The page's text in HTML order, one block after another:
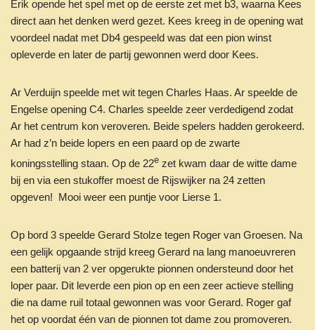
Erik opende het spel met op de eerste zet met b3, waarna Kees
direct aan het denken werd gezet. Kees kreeg in de opening wat
voordeel nadat met Db4 gespeeld was dat een pion winst
opleverde en later de partij gewonnen werd door Kees.
Ar Verduijn speelde met wit tegen Charles Haas. Ar speelde de
Engelse opening C4. Charles speelde zeer verdedigend zodat
Ar het centrum kon veroveren. Beide spelers hadden gerokeerd.
Ar had z’n beide lopers en een paard op de zwarte
koningsstelling staan. Op de 22e zet kwam daar de witte dame
bij en via een stukoffer moest de Rijswijker na 24 zetten
opgeven! Mooi weer een puntje voor Lierse 1.
Op bord 3 speelde Gerard Stolze tegen Roger van Groesen. Na
een gelijk opgaande strijd kreeg Gerard na lang manoeuvreren
een batterij van 2 ver opgerukte pionnen ondersteund door het
loper paar. Dit leverde een pion op en een zeer actieve stelling
die na dame ruil totaal gewonnen was voor Gerard. Roger gaf
het op voordat één van de pionnen tot dame zou promoveren.